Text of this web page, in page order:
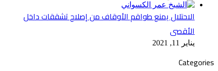
الاحتلال يمنع طواقم الأوقاف من إصلاح تشققات داخل
الأقصى
يناير 11, 2021
Categories